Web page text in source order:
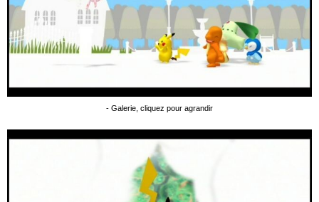
- Galerie, cliquez pour agrandir